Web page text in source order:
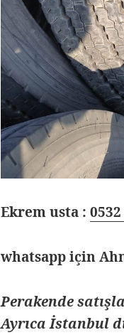
Ekrem usta :
whatsapp için
Perakende
Ayrıca İstanbul